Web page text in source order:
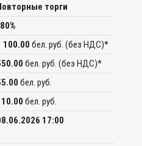
торги
100.00 бел. руб. (без НДС)*
бел. руб. (без НДС)*
бел. руб.
бел. руб.
17:00